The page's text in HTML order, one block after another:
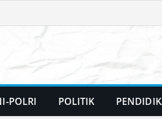
POLRI POLITIK